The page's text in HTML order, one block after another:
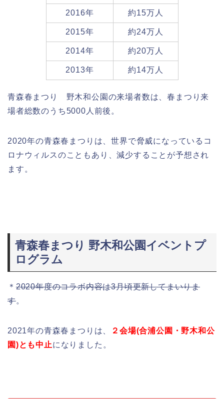
2016年 約15万人
2015年 約24万人
2014年 約20万人
2013年 約14万人
青森春まつり 野木和公園の来場者数は、春まつり来
場者総数のうち5000人前後。
2020年の青森春まつりは、世界で脅威になっているコ
ロナウィルスのこともあり、減少することが予想され
ます。
青森春まつり 野木和公園イベントプ
ログラム
＊2020年度のコラボ内容は3月頃更新してまいりま
す。
2021年の青森春まつりは、
２会場(合浦公園・野木和公
園)とも中止になりました。